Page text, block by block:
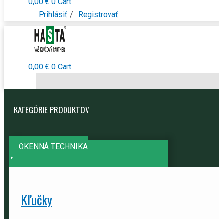
Prihlásiť / Registrovať
0,00 € 0 Cart
KATEGÓRIE PRODUKTOV
OKENNÁ TECHNIKA
Kľučky